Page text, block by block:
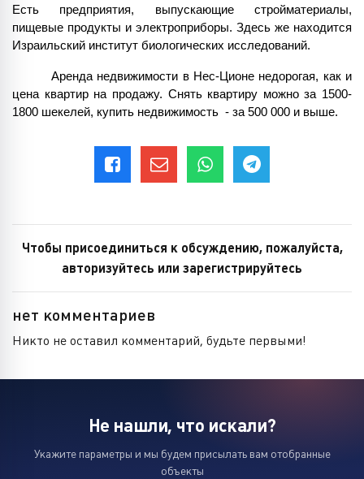
Есть предприятия, выпускающие стройматериалы,
пищевые продукты и электроприборы. Здесь же находится
Израильский институт биологических исследований.
Аренда недвижимости в Нес-Ционе недорогая, как и
цена квартир на продажу. Снять квартиру можно за 1500-
1800 шекелей, купить недвижимость  - за 500 000 и выше.
Чтобы присоединиться к обсуждению, пожалуйста,
авторизуйтесь или зарегистрируйтесь
нет комментариев
Никто не оставил комментарий, будьте первыми!
Не нашли, что искали?
Укажите параметры и мы будем присылать вам отобранные
объекты